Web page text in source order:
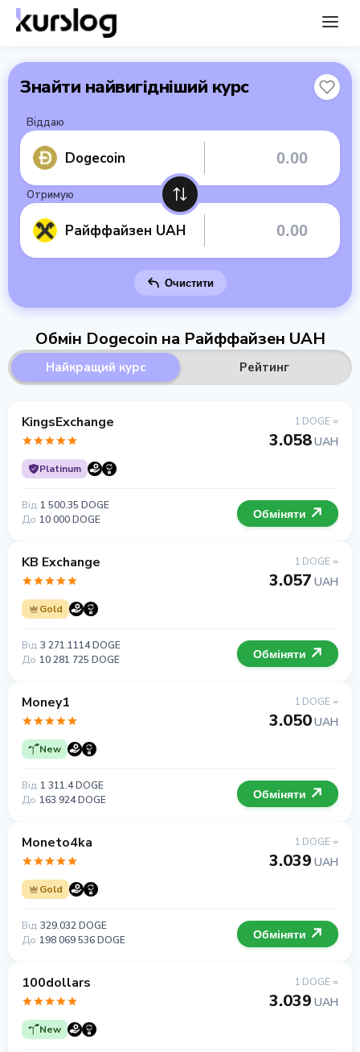
Знайти найвигідніший курс
Віддаю
Dogecoin
Отримую
Райффайзен UAH
Очистити
Обмін Dogecoin на Райффайзен UAH
Найкращий курс Рейтинг
KingsExchange
Platinum
1 DOGE =
3.058UAH
Від 1 500.35 DOGE
До 10 000 DOGE Обміняти
KB Exchange
Gold
1 DOGE =
3.057 UAH
Від 3 271.1114 DOGE
До 10 281 725 DOGE Обміняти
Money1
New
1 DOGE =
3.050UAH
Від 1 311.4 DOGE
До 163 924 DOGE Обміняти
Moneto4ka
Gold
1 DOGE =
3.039 UAH
Від 329.032 DOGE
До 198 069 536 DOGE Обміняти
100dollars
New
1 DOGE =
3.039 UAH